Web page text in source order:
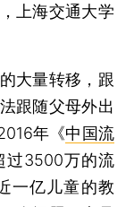
上海交通大学
大量转移，跟
跟随父母外出
年《中国流
过3500万的流
一亿儿童的教